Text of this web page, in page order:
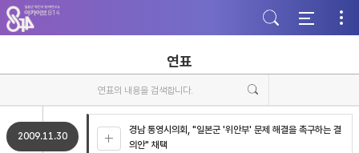
주
메
뉴
가
본
문
바
기
하
단
바
기
연표
2009.11.30
경남 통영시의회, "일본군 '위안부' 문제 해결을 촉구하는 결
의안" 채택